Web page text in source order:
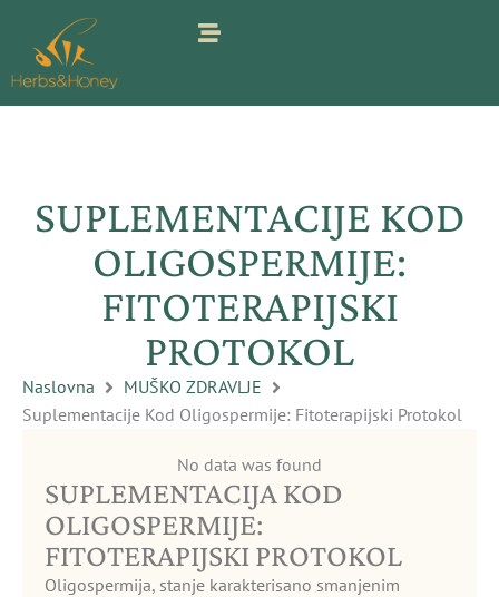
sadržaj
SUPLEMENTACIJE KOD
OLIGOSPERMIJE:
FITOTERAPIJSKI
PROTOKOL
Naslovna
MUŠKO ZDRAVLJE
Suplementacije Kod Oligospermije: Fitoterapijski Protokol
No data was found
SUPLEMENTACIJA KOD
OLIGOSPERMIJE:
FITOTERAPIJSKI PROTOKOL
Oligospermija, stanje karakterisano smanjenim